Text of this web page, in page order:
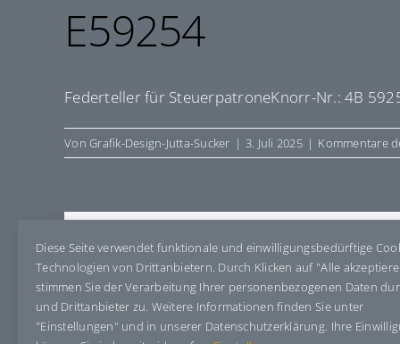
E59254
Federteller für SteuerpatroneKnorr-Nr.: 4B
VonGrafik-Design-Jutta-Sucker | 3. Juli 2025 | Kommentare
Share This Story, Choose Your
Diese Seite verwendet funktionale und einwilligungsbedürftige
Technologien von Drittanbietern. Durch Klicken auf "Alle
stimmen Sie der Verarbeitung Ihrer personenbezogenen Daten
und Drittanbieter zu. Weitere Informationen finden Sie unter
"Einstellungen" und in unserer Datenschutzerklärung. Ihre